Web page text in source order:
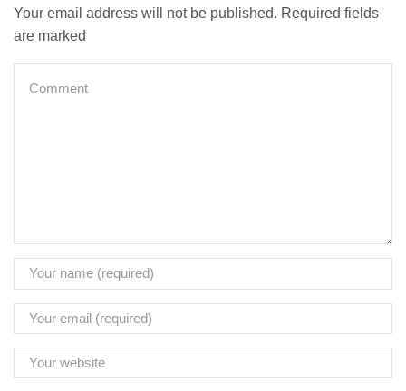
Your email address will not be published. Required fields
are marked